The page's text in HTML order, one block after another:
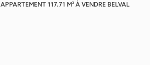
APPARTEMENT 117.71 M² À VENDRE BELVAL